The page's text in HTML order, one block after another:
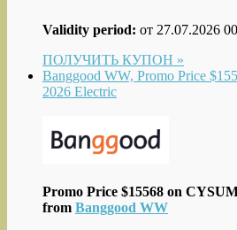
Validity period: от 27.07.2026
ПОЛУЧИТЬ КУПОН »
Banggood WW, Promo Price
2026 Electric
Promo Price $15568 on
from Banggood WW